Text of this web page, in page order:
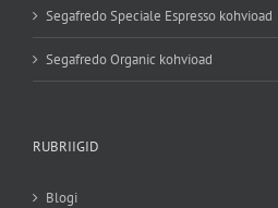
Segafredo Speciale Espresso kohvioad
Segafredo Organic kohvioad
RUBRIIGID
Blogi